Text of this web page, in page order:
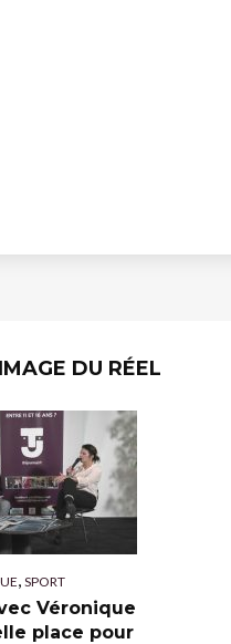
DU RÉEL
, SPORT
Véronique
place pour